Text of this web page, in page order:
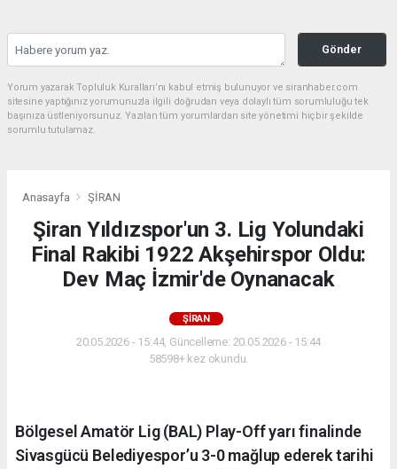
Gönder
Yorum yazarak Topluluk Kuralları’nı kabul etmiş bulunuyor ve siranhaber.com
sitesine yaptığınız yorumunuzla ilgili doğrudan veya dolaylı tüm sorumluluğu tek
başınıza üstleniyorsunuz. Yazılan tüm yorumlardan site yönetimi hiçbir şekilde
sorumlu tutulamaz.
Anasayfa ŞİRAN
Şiran Yıldızspor'un 3. Lig Yolundaki
Final Rakibi 1922 Akşehirspor Oldu:
Dev Maç İzmir'de Oynanacak
ŞİRAN
20.05.2026 - 15:44, Güncelleme: 20.05.2026 - 15:44
58598+ kez okundu.
Bölgesel Amatör Lig (BAL) Play-Off yarı finalinde
Sivasgücü Belediyespor’u 3-0 mağlup ederek tarihi